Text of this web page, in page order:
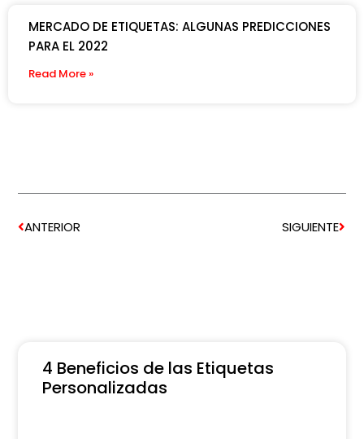
MERCADO DE ETIQUETAS: ALGUNAS PREDICCIONES
PARA EL 2022
Read More »
ANTERIOR SIGUIENTE
4 Beneficios de las Etiquetas
Personalizadas